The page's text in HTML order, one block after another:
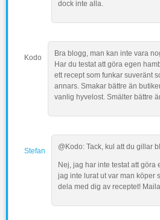
dock inte alla.
Kodo
Bra blogg, man kan inte vara
Har du testat att göra egen
ett recept som funkar suveränt
annars. Smakar bättre än
vanlig hyvelost. Smälter bättre
Stefan @Kodo: Tack, kul att du gillar
Nej, jag har inte testat att göra
jag inte lurat ut var man köper
dela med dig av receptet!